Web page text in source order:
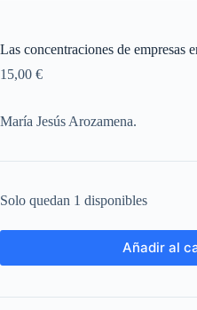
Las concentraciones de empresas
15,00 €
María Jesús Arozamena.
Solo quedan 1 disponibles
Añadir al